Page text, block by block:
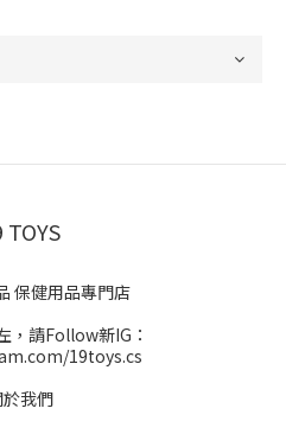
TOYS
保健用品專門店
，請Follow新IG：
19toys.cs
於我們